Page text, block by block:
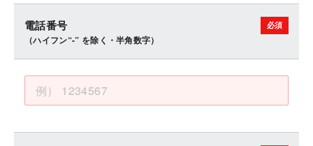
電話番号
（ハイフン“-” を除く・半角数字）